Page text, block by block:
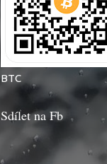
BTC
Sdílet na Fb